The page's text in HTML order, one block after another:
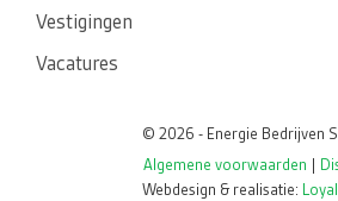
Vestigingen
Vacatures
© 2026 - Energie Bedrijven
Algemene voorwaarden
Webdesign & realisatie: